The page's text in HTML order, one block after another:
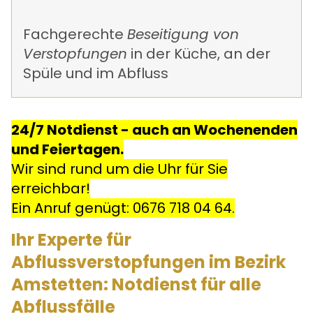
Fachgerechte Beseitigung von
Verstopfungen in der Küche, an der
Spüle und im Abfluss
24/7 Notdienst - auch an Wochenenden
und Feiertagen.
Wir sind rund um die Uhr für Sie
erreichbar!
Ein Anruf genügt: 0676 718 04 64.
Ihr Experte für
Abflussverstopfungen im Bezirk
Amstetten: Notdienst für alle
Abflussfälle